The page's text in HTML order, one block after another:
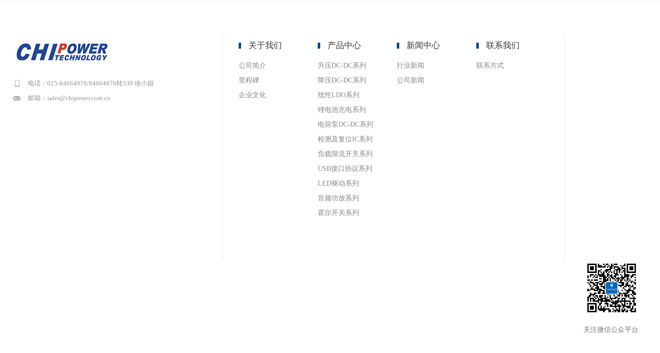
电话：025-84664978/84664976转330 徐小姐
邮箱：sales@chipower.com.cn
关于我们
公司简介
里程碑
企业文化
产品中心
升压DC-DC系列
降压DC-DC系列
线性LDO系列
锂电池充电系列
电荷泵DC-DC系列
检测及复位IC系列
负载限流开关系列
USB接口协议系列
LED驱动系列
音频功放系列
霍尔开关系列
新闻中心
行业新闻
公司新闻
联系我们
联系方式
关注微信公众平台